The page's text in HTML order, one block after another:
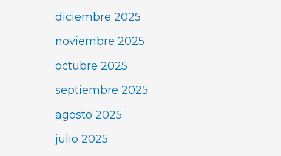
diciembre 2025
noviembre 2025
octubre 2025
septiembre 2025
agosto 2025
julio 2025